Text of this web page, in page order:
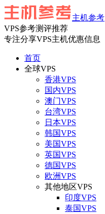
主机参考
VPS参考测评推荐
专注分享VPS主机优惠信息
首页
全球VPS
香港VPS
国内VPS
澳门VPS
台湾VPS
日本VPS
韩国VPS
美国VPS
英国VPS
德国VPS
欧洲VPS
其他地区VPS
印度VPS
泰国VPS